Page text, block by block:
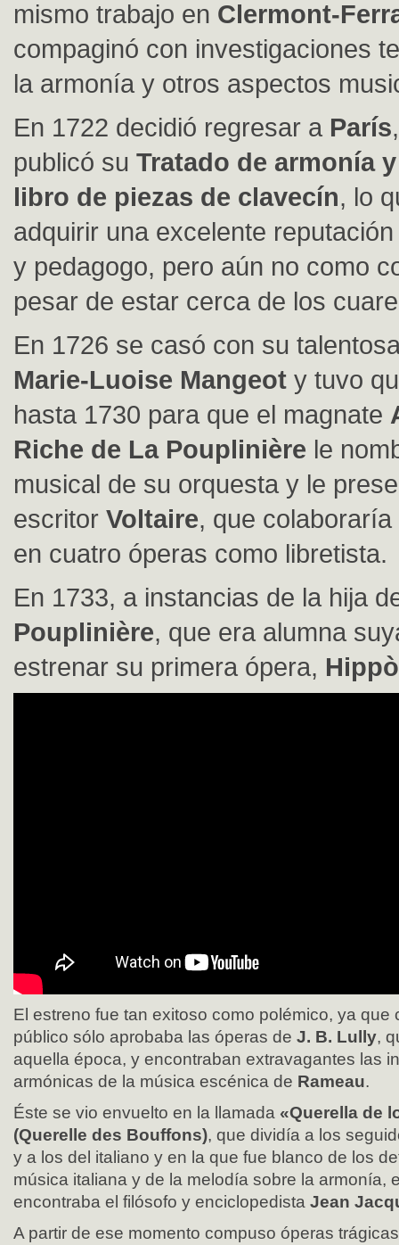
mismo trabajo en Clermont-
compaginó con investigaciones
la armonía y otros aspectos
En 1722 decidió regresar a París
publicó su Tratado de armonía
libro de piezas de clavecín, lo
adquirir una excelente
y pedagogo, pero aún no como
pesar de estar cerca de los
En 1726 se casó con su
Marie-Luoise Mangeot y tuvo
hasta 1730 para que el magnate
Riche de La Pouplinière le
musical de su orquesta y le
escritor Voltaire, que
en cuatro óperas como libretista.
En 1733, a instancias de la hija
Pouplinière, que era alumna
estrenar su primera ópera,
El estreno fue tan exitoso como polémico, ya que
público sólo aprobaba las óperas de J. B. Lully,
aquella época, y encontraban extravagantes las
armónicas de la música escénica de Rameau.
Éste se vio envuelto en la llamada «Querella de
(Querelle des Bouffons), que dividía a los
y a los del italiano y en la que fue blanco de los
música italiana y de la melodía sobre la armonía,
encontraba el filósofo y enciclopedista Jean
A partir de ese momento compuso óperas